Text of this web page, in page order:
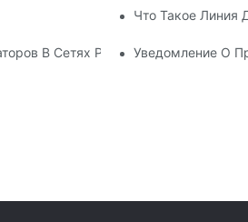
Что Такое Линия
Для Трансформаторных
В Сетях Распределения
Уведомление О